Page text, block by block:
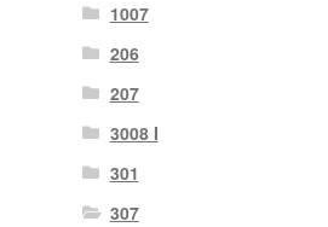
1007
206
207
3008 I
301
307